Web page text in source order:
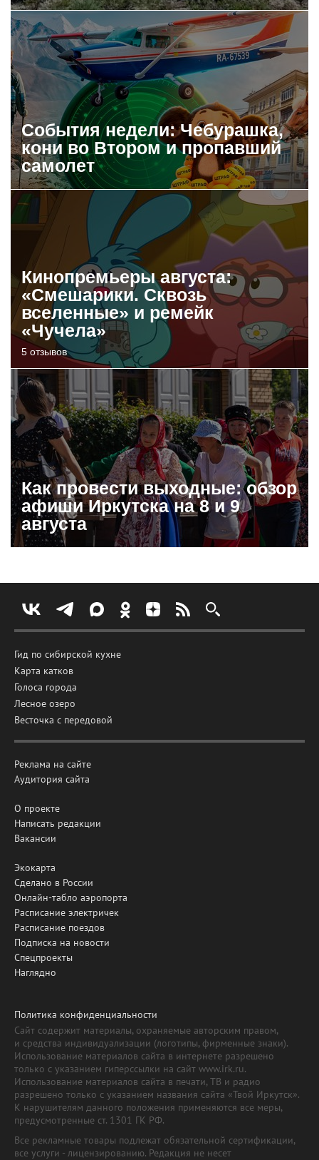
События недели: Чебурашка,
кони во Втором и пропавший
самолет
Кинопремьеры августа:
«Смешарики. Сквозь
вселенные» и ремейк
«Чучела»
5 отзывов
Как провести выходные: обзор
афиши Иркутска на 8 и 9
августа
Гид по сибирской кухне
Карта катков
Голоса города
Лесное озеро
Весточка с передовой
Реклама на сайте
Аудитория сайта
О проекте
Написать редакции
Вакансии
Экокарта
Сделано в России
Онлайн-табло аэропорта
Расписание электричек
Расписание поездов
Подписка на новости
Спецпроекты
Наглядно
Политика конфиденциальности
Сайт содержит материалы, охраняемые авторским правом,
и средства индивидуализации (логотипы, фирменные знаки).
Использование материалов сайта в интернете разрешено
только с указанием гиперссылки на сайт www.irk.ru.
Использование материалов сайта в печати, ТВ и радио
разрешено только с указанием названия сайта «Твой Иркутск».
К нарушителям данного положения применяются все меры,
предусмотренные ст. 1301 ГК РФ.
Все рекламные товары подлежат обязательной сертификации,
все услуги - лицензированию. Редакция не несет